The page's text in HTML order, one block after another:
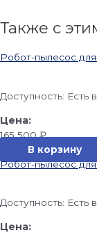
Также с
Робот-пылесос
Доступность: Есть
165 500₽
В корзину
Робот-пылесос
Доступность: Есть